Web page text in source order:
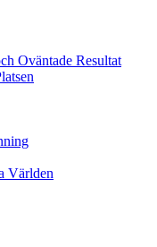
Oväntade Resultat
Världen